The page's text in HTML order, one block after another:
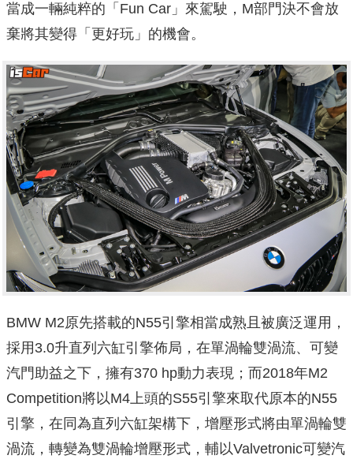
當成一輛純粹的「Fun Car」來駕駛，M部門決不會放
棄將其變得「更好玩」的機會。
BMW M2原先搭載的N55引擎相當成熟且被廣泛運用，
採用3.0升直列六缸引擎佈局，在單渦輪雙渦流、可變
汽門助益之下，擁有370 hp動力表現；而2018年M2
Competition將以M4上頭的S55引擎來取代原本的N55
引擎，在同為直列六缸架構下，增壓形式將由單渦輪雙
渦流，轉變為雙渦輪增壓形式，輔以Valvetronic可變汽